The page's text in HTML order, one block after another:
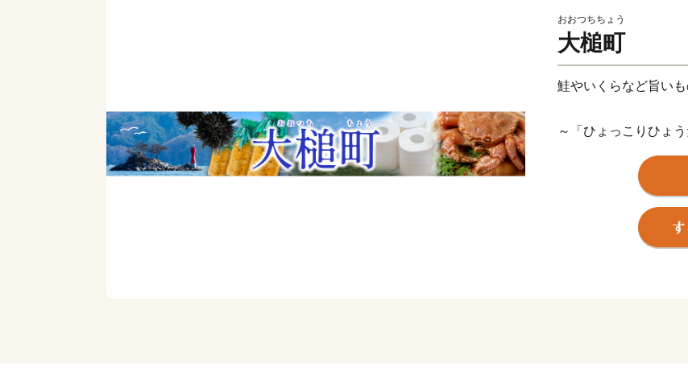
おおつちちょう
大槌町
鮭やいくらなど旨い
～「ひょっこりひょ
岩手県沿岸のほぼ中
で、町内を流れる川
こりひょうたん島」
島（ほうらいじま）
の東日本大震災では
受けましたが、皆様